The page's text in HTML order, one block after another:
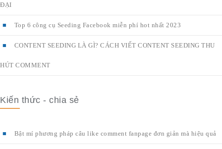
ĐẠI
Top 6 công cụ Seeding Facebook miễn phí hot nhất 2023
CONTENT SEEDING LÀ GÌ? CÁCH VIẾT CONTENT SEEDING THU
HÚT COMMENT
Kiến thức - chia sẻ
Bật mí phương pháp câu like comment fanpage đơn giản mà hiệu quả